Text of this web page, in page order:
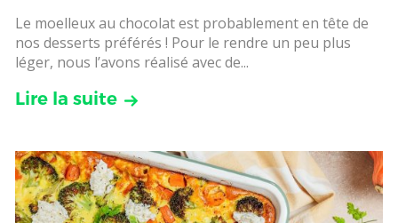
Le moelleux au chocolat est probablement en tête de
nos desserts préférés ! Pour le rendre un peu plus
léger, nous l’avons réalisé avec de...
Lire la suite